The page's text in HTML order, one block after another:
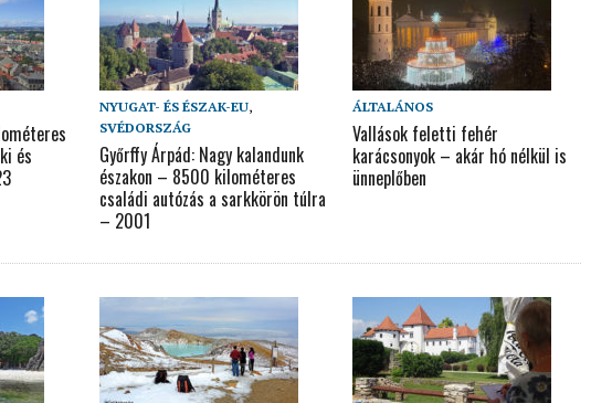
és
NYUGAT- ÉS ÉSZAK-EU,
SVÉDORSZÁG
Győrffy Árpád: Nagy kalandunk
északon – 8500 kilométeres
családi autózás a sarkkörön túlra
– 2001
ÁLTALÁNOS
Vallások feletti fehér
karácsonyok – akár hó nélkül is
ünneplőben